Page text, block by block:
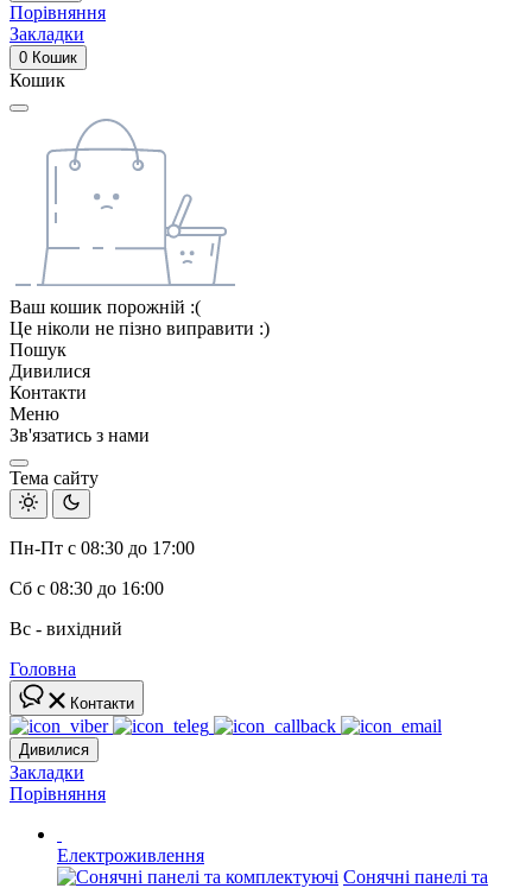
Порівняння
Закладки
0 Кошик
Кошик
Ваш кошик порожній :(
Це ніколи не пізно виправити :)
Пошук
Дивилися
Контакти
Меню
Зв'язатись з нами
Тема сайту
Пн-Пт с 08:30 до 17:00
Сб с 08:30 до 16:00
Вс - вихідний
Головна
Контакти
Дивилися
Закладки
Порівняння
Електроживлення
Сонячні панелі та